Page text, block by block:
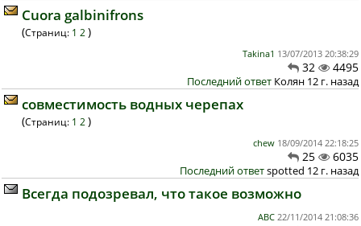
Cuora galbinifrons
(Страниц: 1 2 )
Takina1 13/07/2013 20:38:29
32 4495
Последний ответ Колян 12 г. назад
совместимость водных черепах
(Страниц: 1 2 )
chew 18/09/2014 22:18:25
25 6035
Последний ответspotted 12 г. назад
Всегда подозревал, что такое возможно
АВС 22/11/2014 21:08:36